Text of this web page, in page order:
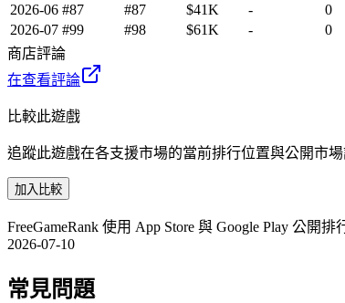
2026-06 #87 #87 $41K - 0
2026-07 #99 #98 $61K - 0
商店評論
在查看評論
比較此遊戲
追蹤此遊戲在各支援市場的當前排行位置與公開市場
加入比較
FreeGameRank 使用 App Store 與 Google Play 公
2026-07-10
常見問題